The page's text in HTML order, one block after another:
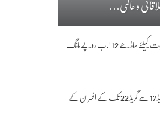
و عالمی…
پنجاب میں بلدیاتی انتخابات کیلئے ساڑھے 12 ارب روپے مانگ
اسلام آباد ہائیکورٹ: گریڈ 17 سے گریڈ 22 تک کے افسران کے